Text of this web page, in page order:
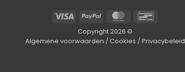
Visa PayPal MasterCard
Copyright 2026 ©
Algemene voorwaarden / Cookies / Privacybeleid